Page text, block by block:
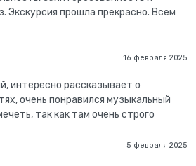
Экскурсия прошла прекрасно. Всем
16 февраля 2025
интересно рассказывает о
очень понравился музыкальный
так как там очень строго
5 февраля 2025